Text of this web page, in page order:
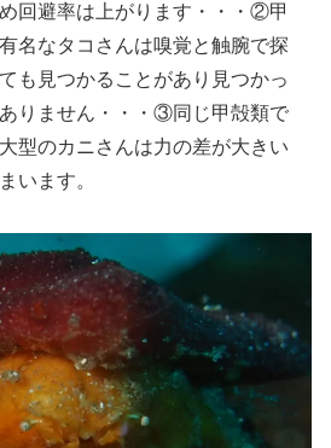
回避率は上がります・・・②甲
名なタコさんは嗅覚と触腕で探
も見つかることがあり見つかっ
りません・・・③同じ甲殻類で
型のカニさんは力の差が大きい
います。